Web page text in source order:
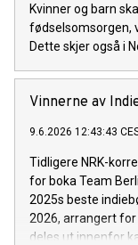
Kvinner og barn
fødselsomsorgen,
Dette skjer også i
Vinnerne av
9.6.2026 12:43:43
Tidligere NRK-
for boka Team
2025s beste
2026, arrangert for
deles ut innenfor